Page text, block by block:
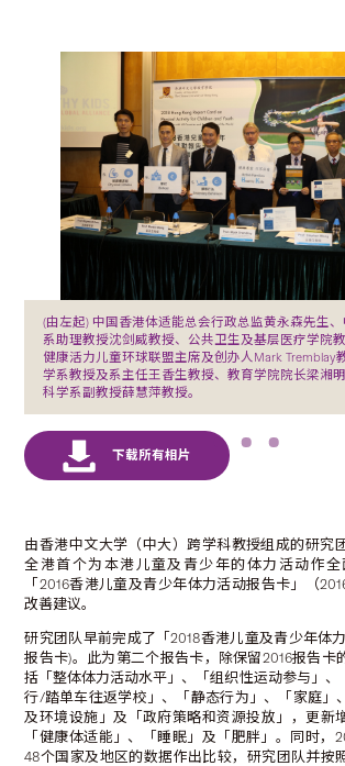
(由左起) 中国香港体适能总会行政总监黄永森先生
系助理教授沈剑威教授、公共卫生及基层医疗学院
健康活力儿童环球联盟主席及创办人Mark Tremblay
学系教授及系主任王香生教授、教育学院院长梁湘
科学系副教授薛慧萍教授。
由香港中文大学（中大）跨学科教授组成的研究
全港首个为本港儿童及青少年的体力活动作
「2016香港儿童及青少年体力活动报告卡」（
改善建议。
研究团队早前完成了「2018香港儿童及青少年体
报告卡)。此为第二个报告卡，除保留2016报告卡
括「整体体力活动水平」、「组织性运动参与」、
行/踏单车往返学校」、「静态行为」、「家庭」
及环境设施」及「政府策略和资源投放」，更新
「健康体适能」、「睡眠」及「肥胖」。同时，
48个国家及地区的数据作出比较，研究团队并按